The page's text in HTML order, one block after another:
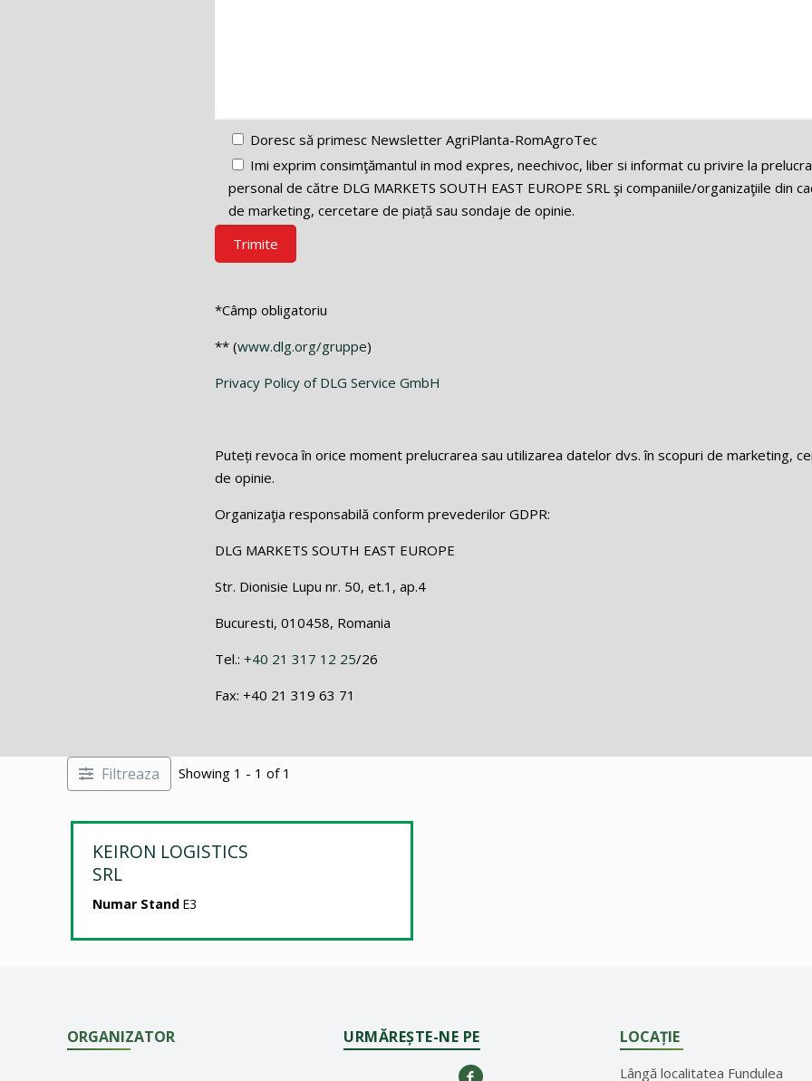
Doresc să primesc Newsletter AgriPlanta-RomAgroTec
Imi exprim consimţămantul in mod expres, neechivoc, liber si informat cu privire la
personal de către DLG MARKETS SOUTH EAST EUROPE SRL şi companiile/organizaţiile din
de marketing, cercetare de piață sau sondaje de opinie.
*Câmp obligatoriu
** (www.dlg.org/gruppe)
Privacy Policy of DLG Service GmbH
Puteți revoca în orice moment prelucrarea sau utilizarea datelor dvs. în scopuri de marketing,
de opinie.
Organizaţia responsabilă conform prevederilor GDPR:
DLG MARKETS SOUTH EAST EUROPE
Str. Dionisie Lupu nr. 50, et.1, ap.4
Bucuresti, 010458, Romania
Tel.:+40 21 317 12 25/26
Fax: +40 21 319 63 71
Filtreaza Showing 1 - 1 of 1
KEIRON LOGISTICS
SRL
Numar Stand E3
ORGANIZATOR URMĂREȘTE-NE PE LOCAȚIE
Lângă localitatea Fundulea